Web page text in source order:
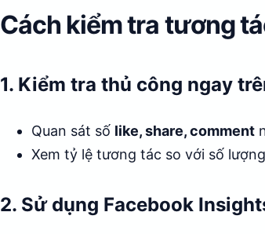
Cách kiểm tra tương
1. Kiểm tra thủ công ngay
Quan sát số like, share, comment
Xem tỷ lệ tương tác so với số
2. Sử dụng Facebook